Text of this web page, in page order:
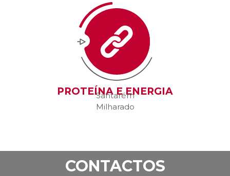
PROTEÍNA E ENERGIA
Santarém
Milharado
CONTACTOS